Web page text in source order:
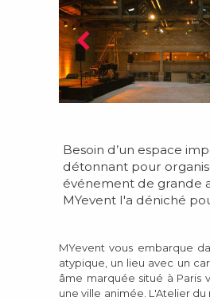
Besoin d’un espace
détonnant pour
événement de grande
MYevent l'a déniché
MYevent vous embarque
atypique, un lieu avec un
âme marquée situé à Paris
une ville animée. L'Atelier